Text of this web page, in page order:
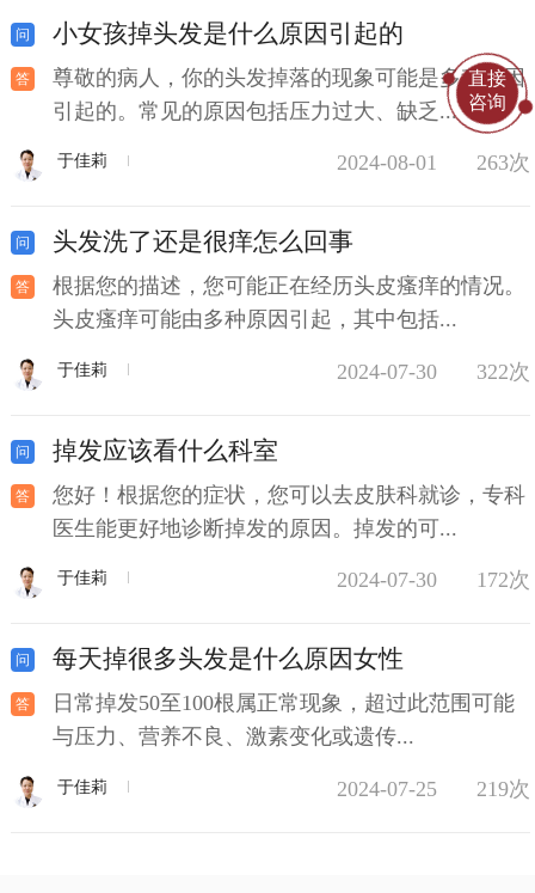
小女孩掉头发是什么原因引起的
尊敬的病人，你的头发掉落的现象可能是多种原因
引起的。常见的原因包括压力过大、缺乏...
于佳莉 2024-08-01 263次
头发洗了还是很痒怎么回事
根据您的描述，您可能正在经历头皮瘙痒的情况。
头皮瘙痒可能由多种原因引起，其中包括...
于佳莉 2024-07-30 322次
掉发应该看什么科室
您好！根据您的症状，您可以去皮肤科就诊，专科
医生能更好地诊断掉发的原因。掉发的可...
于佳莉 2024-07-30 172次
每天掉很多头发是什么原因女性
日常掉发50至100根属正常现象，超过此范围可能
与压力、营养不良、激素变化或遗传...
于佳莉 2024-07-25 219次
直接
咨询